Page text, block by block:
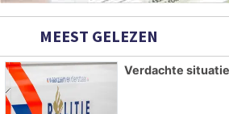
MEEST GELEZEN
Verdachte